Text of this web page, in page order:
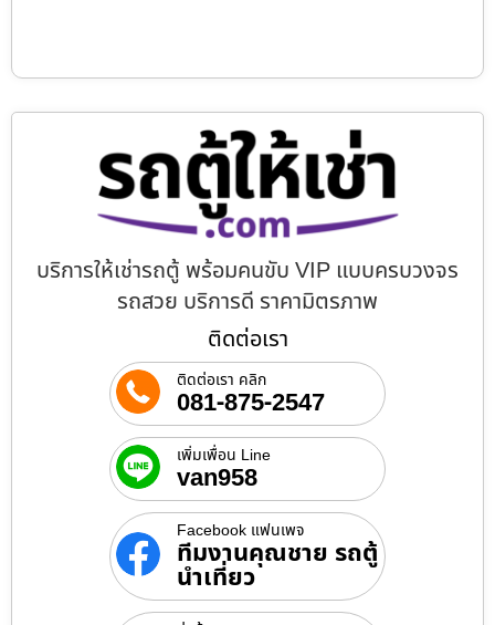
บริการให้เช่ารถตู้ พร้อมคนขับ VIP แบบครบวงจร
รถสวย บริการดี ราคามิตรภาพ
ติดต่อเรา
ติดต่อเรา คลิก
081-875-2547
เพิ่มเพื่อน Line
van958
Facebook แฟนเพจ
ทีมงานคุณชาย รถตู้
นำเที่ยว